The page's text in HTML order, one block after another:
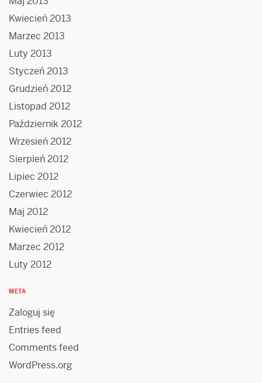
Kwiecień 2013
Marzec 2013
Luty 2013
Styczeń 2013
Grudzień 2012
Listopad 2012
Październik 2012
Wrzesień 2012
Sierpień 2012
Lipiec 2012
Czerwiec 2012
Maj 2012
Kwiecień 2012
Marzec 2012
Luty 2012
META
Zaloguj się
Entries feed
Comments feed
WordPress.org